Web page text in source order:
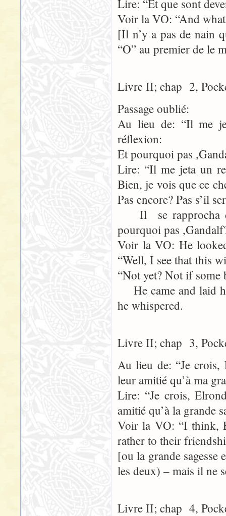
Lire: “Et que sont
Voir la VO: “And
[Il n’y a pas de nain
“O” au premier de le
Livre II; chap 2,
Passage oublié:
Au lieu de: “Il me
réflexion:
Et pourquoi pas
Lire: “Il me jeta un
Bien, je vois que ce
Pas encore? Pas s’il
Il se rapprocha
pourquoi pas
Voir la VO: He
“Well, I see that this
“Not yet? Not if some
He came and laid
he whispered.
Livre II; chap 3,
Au lieu de: “Je crois,
leur amitié qu’à ma
Lire: “Je crois,
amitié qu’à la grande
Voir la VO: “I think,
rather to their
[ou la grande sagesse
les deux) – mais il ne
Livre II; chap 4,